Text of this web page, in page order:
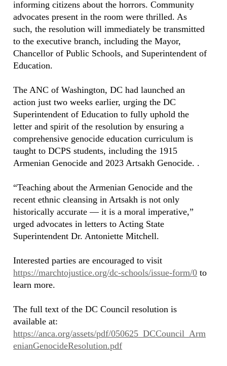
informing citizens about the horrors. Community
advocates present in the room were thrilled. As
such, the resolution will immediately be transmitted
to the executive branch, including the Mayor,
Chancellor of Public Schools, and Superintendent of
Education.
The ANC of Washington, DC had launched an
action just two weeks earlier, urging the DC
Superintendent of Education to fully uphold the
letter and spirit of the resolution by ensuring a
comprehensive genocide education curriculum is
taught to DCPS students, including the 1915
Armenian Genocide and 2023 Artsakh Genocide. .
“Teaching about the Armenian Genocide and the
recent ethnic cleansing in Artsakh is not only
historically accurate — it is a moral imperative,”
urged advocates in letters to Acting State
Superintendent Dr. Antoniette Mitchell.
Interested parties are encouraged to visit
https://marchtojustice.org/dc-schools/issue-form/0 to
learn more.
The full text of the DC Council resolution is
available at:
https://anca.org/assets/pdf/050625_DCCouncil_Arm
enianGenocideResolution.pdf